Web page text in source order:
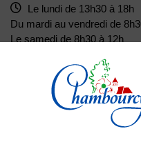
Le lundi de 13h30 à 18h
Du mardi au vendredi de
Le samedi de 8h30 à 12h
01 39 22 31 31